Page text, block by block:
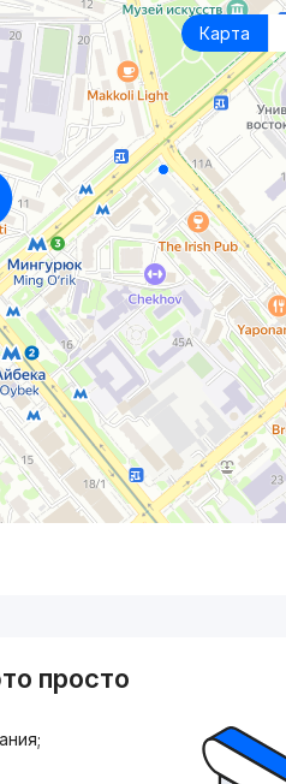
Карта
просто